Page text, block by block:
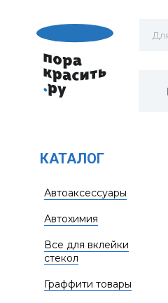
КАТАЛОГ
Автоаксессуары
Автохимия
Все для вклейки
стекол
Граффити товары